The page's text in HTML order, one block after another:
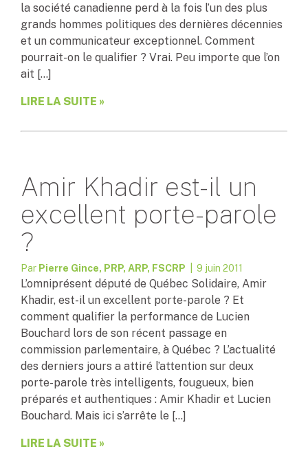
la société canadienne perd à la fois l’un des plus
grands hommes politiques des dernières décennies
et un communicateur exceptionnel. Comment
pourrait-on le qualifier ? Vrai. Peu importe que l’on
ait […]
LIRE LA SUITE »
Amir Khadir est-il un
excellent porte-parole
?
Par Pierre Gince, PRP, ARP, FSCRP | 9 juin 2011
L’omniprésent député de Québec Solidaire, Amir
Khadir, est-il un excellent porte-parole ? Et
comment qualifier la performance de Lucien
Bouchard lors de son récent passage en
commission parlementaire, à Québec ? L’actualité
des derniers jours a attiré l’attention sur deux
porte-parole très intelligents, fougueux, bien
préparés et authentiques : Amir Khadir et Lucien
Bouchard. Mais ici s’arrête le […]
LIRE LA SUITE »